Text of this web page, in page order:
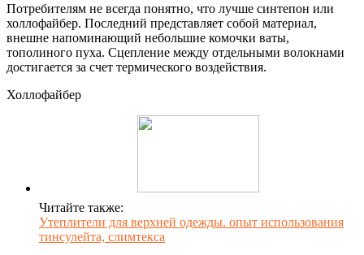
Потребителям не всегда понятно, что лучше синтепон или
холлофайбер. Последний представляет собой материал,
внешне напоминающий небольшие комочки ваты,
тополиного пуха. Сцепление между отдельными волокнами
достигается за счет термического воздействия.
Холлофайбер
Читайте также:
Утеплители для верхней одежды. опыт использования
тинсулейта, слимтекса